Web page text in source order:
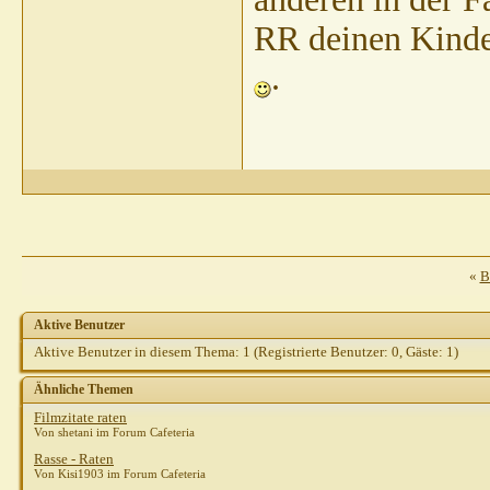
spechtiAW: RR
shirotora
Gast
Thomas
RR deinen
.
«
Aktive Benutzer
Aktive Benutzer in diesem Thema: 1 (Registrierte Benutzer: 0, Gäste: 1)
Ähnliche Themen
Filmzitate raten
Von shetani im Forum Cafeteria
Rasse - Raten
Von Kisi1903 im Forum Cafeteria